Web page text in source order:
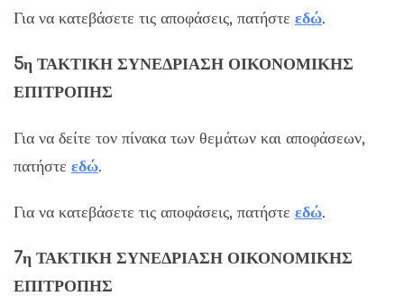
Για να κατεβάσετε τις αποφάσεις, πατήστε εδώ.
5η ΤΑΚΤΙΚΗ ΣΥΝΕΔΡΙΑΣΗ ΟΙΚΟΝΟΜΙΚΗΣ
ΕΠΙΤΡΟΠΗΣ
Για να δείτε τον πίνακα των θεμάτων και αποφάσεων,
πατήστε εδώ.
Για να κατεβάσετε τις αποφάσεις, πατήστε εδώ.
7η ΤΑΚΤΙΚΗ ΣΥΝΕΔΡΙΑΣΗ ΟΙΚΟΝΟΜΙΚΗΣ
ΕΠΙΤΡΟΠΗΣ